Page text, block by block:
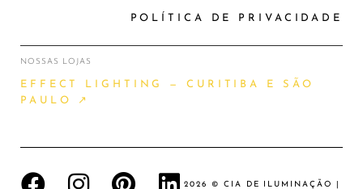
POLÍTICA DE PRIVACIDADE
NOSSAS LOJAS
EFFECT LIGHTING — CURITIBA E SÃO
PAULO ↗
2026 © CIA DE ILUMINAÇÃO |